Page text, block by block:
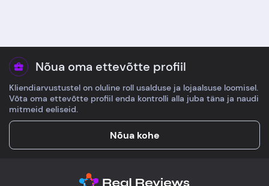
Nõua oma ettevõtte profiil
Kliendiarvustustel on oluline roll usalduse ja lojaalsuse loomisel.
Võta oma ettevõtte profiil enda kontrolli alla juba täna ja naudi
mitmeid eeliseid.
Nõua kohe